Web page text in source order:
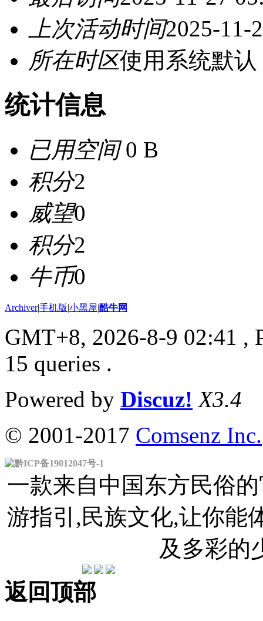
上次活动时间2025-11-
所在时区使用系统默认
统计信息
已用空间0 B
积分2
威望0
积分2
牛币0
Archiver|手机版|小黑屋|酷牛网
GMT+8, 2026-8-9 02:41 ,
15 queries .
Powered by Discuz! X3.4
© 2001-2017 Comsenz Inc.
黔ICP备19012047号-1
一款来自中国东方民俗
游指引,民族文化,让你能
及多彩的
返回顶部